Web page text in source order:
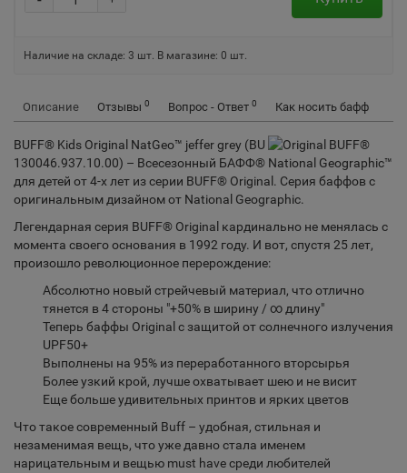
Наличие на складе: 3 шт. В магазине: 0 шт.
Описание Отзывы 0 Вопрос - Ответ 0 Как носить бафф
BUFF® Kids Original NatGeo™ jeffer grey (BU
130046.937.10.00) – Всесезонный БАФФ®
для детей от 4-х лет из серии BUFF® Original. Серия баффов с
оригинальным дизайном от National Geographic.
Легендарная серия BUFF® Original кардинально не менялась с
момента своего основания в 1992 году. И вот, спустя 25 лет,
произошло революционное перерождение:
Абсолютно новый стрейчевый материал, что отлично
тянется в 4 стороны "+50% в ширину / ∞ длину"
Теперь баффы Original c защитой от солнечного излучения
UPF50+
Выполнены на 95% из переработанного вторсырья
Более узкий крой, лучше охватывает шею и не висит
Еще больше удивительных принтов и ярких цветов
Что такое современный Buff – удобная, стильная и
незаменимая вещь, что уже давно стала именем
нарицательным и вещью must have среди любителей